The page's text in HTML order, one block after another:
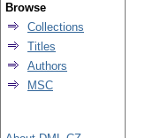
Browse
Collections
Titles
Authors
MSC